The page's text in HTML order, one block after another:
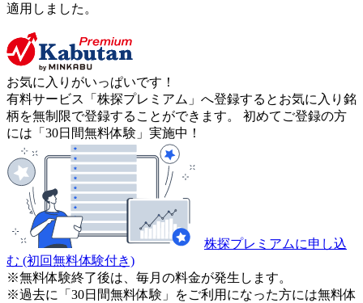
適用しました。
お気に入りがいっぱいです！
有料サービス「株探プレミアム」へ登録するとお気に入り銘
柄を無制限で登録することができます。 初めてご登録の方
には「30日間無料体験」実施中！
株探プレミアムに申し込
む (初回無料体験付き)
※無料体験終了後は、毎月の料金が発生します。
※過去に「30日間無料体験」をご利用になった方には無料体